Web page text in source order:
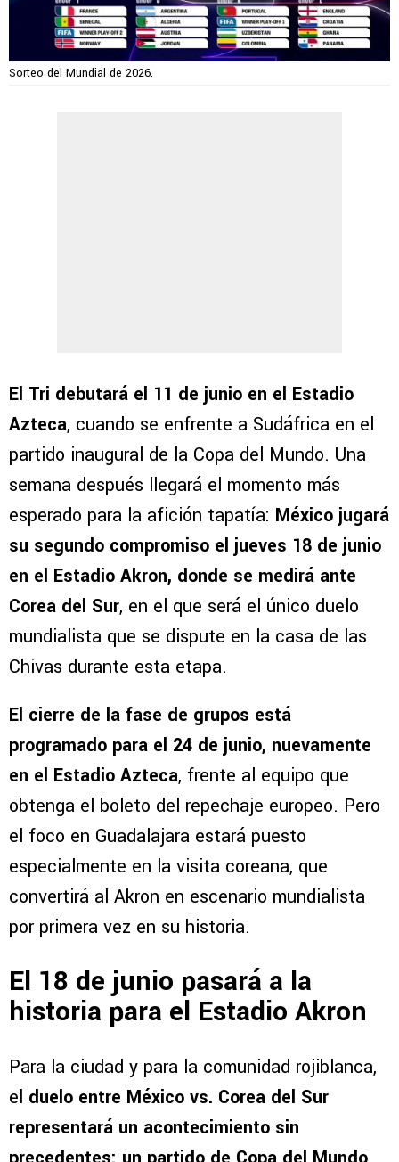
Sorteo del Mundial de 2026.
El Tri debutará el 11 de junio en el Estadio
Azteca, cuando se enfrente a Sudáfrica en el
partido inaugural de la Copa del Mundo. Una
semana después llegará el momento más
esperado para la afición tapatía: México jugará
su segundo compromiso el jueves 18 de junio
en el Estadio Akron, donde se medirá ante
Corea del Sur, en el que será el único duelo
mundialista que se dispute en la casa de las
Chivas durante esta etapa.
El cierre de la fase de grupos está
programado para el 24 de junio, nuevamente
en el Estadio Azteca, frente al equipo que
obtenga el boleto del repechaje europeo. Pero
el foco en Guadalajara estará puesto
especialmente en la visita coreana, que
convertirá al Akron en escenario mundialista
por primera vez en su historia.
El 18 de junio pasará a la
historia para el Estadio Akron
Para la ciudad y para la comunidad rojiblanca,
el duelo entre México vs. Corea del Sur
representará un acontecimiento sin